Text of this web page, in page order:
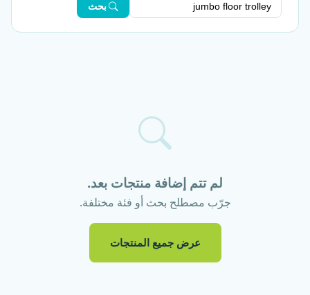
بحث
لم تتم إضافة منتجات بعد.
جرّب مصطلح بحث أو فئة مختلفة.
عرض جميع المنتجات